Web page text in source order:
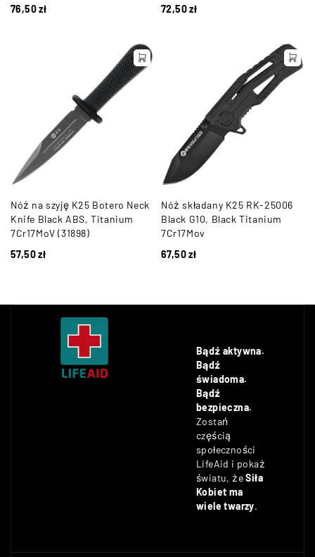
76,50zł
72,50zł
Nóż na szyję K25 Botero Neck
Knife Black ABS, Titanium
7Cr17MoV (31898)
57,50zł
Nóż składany K25 RK-25006
Black G10, Black Titanium
7Cr17Mov
67,50zł
Bądź aktywna.
Bądź
świadoma.
Bądź
bezpieczna.
Zostań
częścią
społeczności
LifeAid i pokaż
światu, żeSiła
Kobiet ma
wiele twarzy.